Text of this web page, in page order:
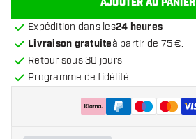
AJOUTER AU PANIER
Expédition dans les24 heures
Livraison gratuiteà partir de 75 €.
Retour sous 30 jours
Programme de fidélité